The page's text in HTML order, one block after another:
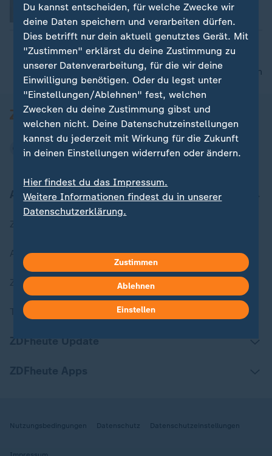
nach oben
Aktuell bei ZDFheute
Aktuelle Sendungs-Videos
ZDFheute Stories
Themen im Überblick
ZDFheute Update
Nutzungsbedingungen Datenschutz Datenschutzeinstellungen
Du kannst entscheiden, für welche Zwecke wir
deine Daten speichern und verarbeiten dürfen.
Dies betrifft nur dein aktuell genutztes Gerät. Mit
"Zustimmen" erklärst du deine Zustimmung zu
unserer Datenverarbeitung, für die wir deine
Einwilligung benötigen. Oder du legst unter
"Einstellungen/Ablehnen" fest, welchen
Zwecken du deine Zustimmung gibst und
welchen nicht. Deine Datenschutzeinstellungen
kannst du jederzeit mit Wirkung für die Zukunft
in deinen Einstellungen widerrufen oder ändern.
Hier findest du das Impressum.
Weitere Informationen findest du in unserer
Datenschutzerklärung.
Zustimmen
Ablehnen
Einstellen